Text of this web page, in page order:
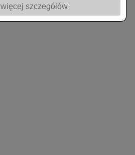
więcej szczegółów